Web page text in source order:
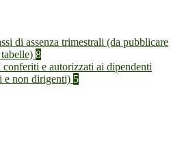
di assenza trimestrali (da pubblicare
8
e autorizzati ai dipendenti
e non dirigenti) 5